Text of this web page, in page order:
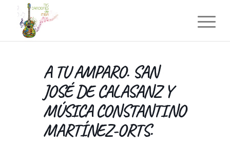
A TU AMPARO. SAN
JOSÉ DE CALASANZ Y
MÚSICA CONSTANTINO
MARTÍNEZ-ORTS.